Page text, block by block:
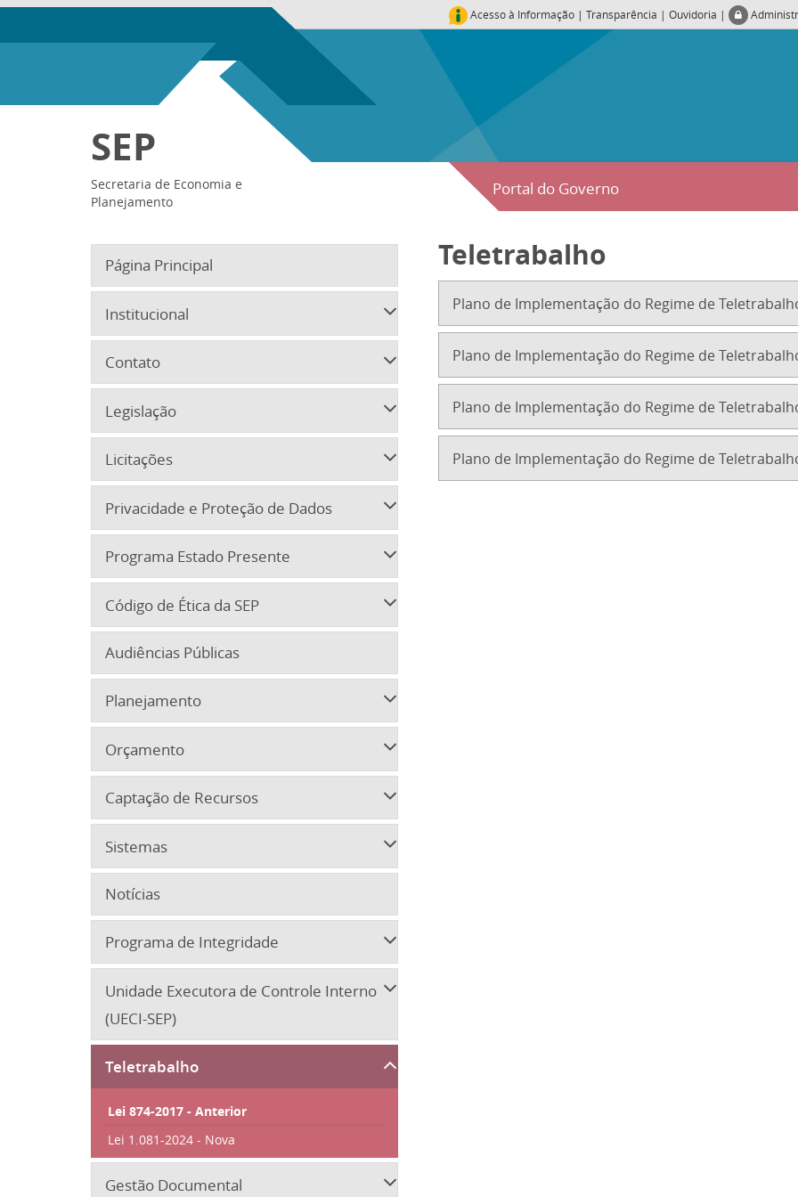
Acesso à Informação | Transparência | Ouvidoria |
Portal do Governo
SEP
Secretaria de Economia e
Planejamento
Página Principal
Institucional
Contato
Legislação
Licitações
Privacidade e Proteção de Dados
Programa Estado Presente
Código de Ética da SEP
Audiências Públicas
Planejamento
Orçamento
Captação de Recursos
Sistemas
Notícias
Programa de Integridade
Unidade Executora de Controle Interno
(UECI-SEP)
Teletrabalho
Lei 874-2017 - Anterior
Lei 1.081-2024 - Nova
Gestão Documental
Teletrabalho
Plano de Implementação do Regime de
Plano de Implementação do Regime de
Plano de Implementação do Regime de
Plano de Implementação do Regime de